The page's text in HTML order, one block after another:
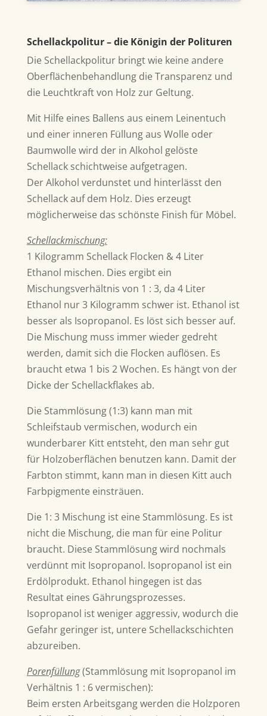
Schellackpolitur – die Königin der Polituren
Die Schellackpolitur bringt wie keine andere
Oberflächenbehandlung die Transparenz und
die Leuchtkraft von Holz zur Geltung.
Mit Hilfe eines Ballens aus einem Leinentuch
und einer inneren Füllung aus Wolle oder
Baumwolle wird der in Alkohol gelöste
Schellack schichtweise aufgetragen.
Der Alkohol verdunstet und hinterlässt den
Schellack auf dem Holz. Dies erzeugt
möglicherweise das schönste Finish für Möbel.
Schellackmischung:
1 Kilogramm Schellack Flocken & 4 Liter
Ethanol mischen. Dies ergibt ein
Mischungsverhältnis von 1 : 3, da 4 Liter
Ethanol nur 3 Kilogramm schwer ist. Ethanol ist
besser als Isopropanol. Es löst sich besser auf.
Die Mischung muss immer wieder gedreht
werden, damit sich die Flocken auflösen. Es
braucht etwa 1 bis 2 Wochen. Es hängt von der
Dicke der Schellackflakes ab.
Die Stammlösung (1:3) kann man mit
Schleifstaub vermischen, wodurch ein
wunderbarer Kitt entsteht, den man sehr gut
für Holzoberflächen benutzen kann. Damit der
Farbton stimmt, kann man in diesen Kitt auch
Farbpigmente einsträuen.
Die 1: 3 Mischung ist eine Stammlösung. Es ist
nicht die Mischung, die man für eine Politur
braucht. Diese Stammlösung wird nochmals
verdünnt mit Isopropanol. Isopropanol ist ein
Erdölprodukt. Ethanol hingegen ist das
Resultat eines Gährungsprozesses.
Isopropanol ist weniger aggressiv, wodurch die
Gefahr geringer ist, untere Schellackschichten
abzureiben.
Porenfüllung(Stammlösung mit Isopropanol im
Verhältnis 1 : 6 vermischen):
Beim ersten Arbeitsgang werden die Holzporen